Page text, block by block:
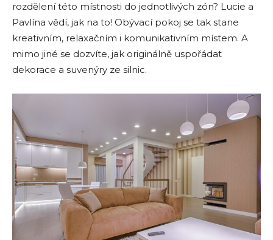
rozdělení této místnosti do jednotlivých zón? Lucie a
Pavlína vědí, jak na to! Obývací pokoj se tak stane
kreativním, relaxačním i komunikativním místem. A
mimo jiné se dozvíte, jak originálně uspořádat
dekorace a suvenýry ze silnic.